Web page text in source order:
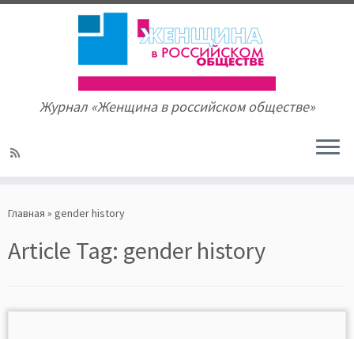
to
Журнал «Женщина в российском обществе»
Главная » gender history
Article Tag: gender history